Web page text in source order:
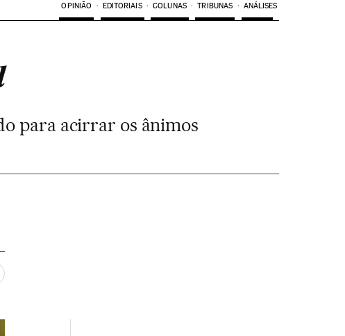
OPINIÃO EDITORIAIS COLUNAS TRIBUNAS ANÁLISES
para acirrar os ânimos